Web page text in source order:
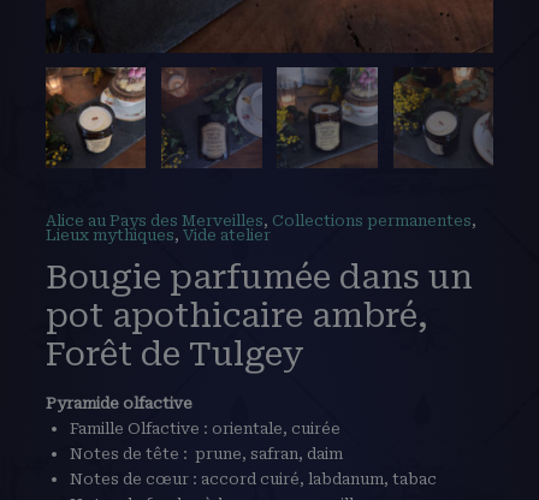
Alice au Pays des Merveilles, Collections permanentes,
Lieux mythiques, Vide atelier
Bougie parfumée dans un
pot apothicaire ambré,
Forêt de Tulgey
Pyramide olfactive
Famille Olfactive : orientale, cuirée
Notes de tête : prune, safran, daim
Notes de cœur : accord cuiré, labdanum, tabac